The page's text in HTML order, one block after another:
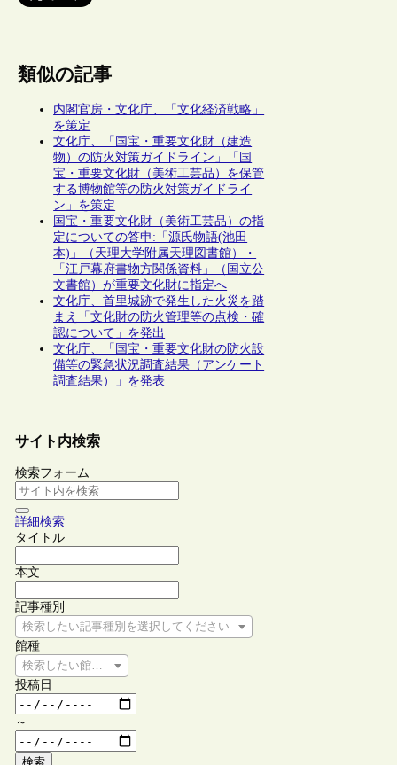
類似の記事
内閣官房・文化庁、「文化経済戦略」
を策定
文化庁、「国宝・重要文化財（建造
物）の防火対策ガイドライン」「国
宝・重要文化財（美術工芸品）を保管
する博物館等の防火対策ガイドライ
ン」を策定
国宝・重要文化財（美術工芸品）の指
定についての答申:「源氏物語(池田
本)」（天理大学附属天理図書館）・
「江戸幕府書物方関係資料」（国立公
文書館）が重要文化財に指定へ
文化庁、首里城跡で発生した火災を踏
まえ「文化財の防火管理等の点検・確
認について」を発出
文化庁、「国宝・重要文化財の防火設
備等の緊急状況調査結果（アンケート
調査結果）」を発表
サイト内検索
検索フォーム
詳細検索
タイトル
本文
記事種別
検索したい記事種別を選択してください
館種
検索したい館種を選択してください
投稿日
～
検索